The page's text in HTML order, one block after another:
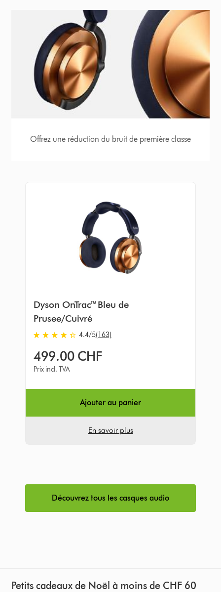
Offrez une réduction du bruit de première classe
Dyson OnTrac™ Bleu de
Prusee/Cuivré
4.4
stars
out
of
Avis
4.4/5(163)
499.00 CHF
Prix incl. TVA
Ajouter au panier
En savoir plus
Découvrez tous les casques audio
Petits cadeaux de Noël à moins de CHF 60